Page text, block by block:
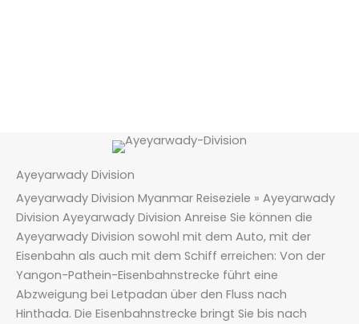
Ayeyarwady Division
Ayeyarwady Division Myanmar Reiseziele » Ayeyarwady
Division Ayeyarwady Division Anreise Sie können die
Ayeyarwady Division sowohl mit dem Auto, mit der
Eisenbahn als auch mit dem Schiff erreichen: Von der
Yangon-Pathein-Eisenbahnstrecke führt eine
Abzweigung bei Letpadan über den Fluss nach
Hinthada. Die Eisenbahnstrecke bringt Sie bis nach